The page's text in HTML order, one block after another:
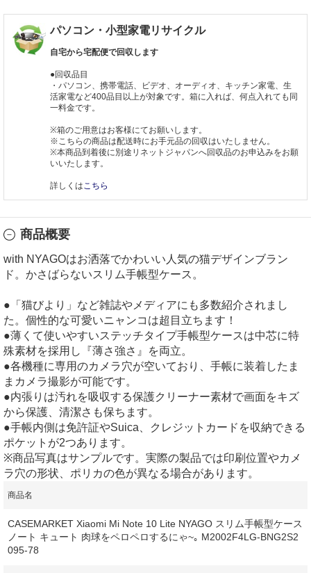
パソコン・小型家電リサイクル
自宅から宅配便で回収します
●回収品目
・パソコン、携帯電話、ビデオ、オーディオ、キッチン家電、生
活家電など400品目以上が対象です。箱に入れば、何点入れても同
一料金です。
※箱のご用意はお客様にてお願いします。
※こちらの商品は配送時にお手元品の回収はいたしません。
※本商品到着後に別途リネットジャパンへ回収品のお申込みをお願
いいたします。
詳しくはこちら
商品概要
with NYAGOはお洒落でかわいい人気の猫デザインブラン
ド。かさばらないスリム手帳型ケース。
●「猫びより」など雑誌やメディアにも多数紹介されまし
た。個性的な可愛いニャンコは超目立ちます！
●薄くて使いやすいステッチタイプ手帳型ケースは中芯に特
殊素材を採用し『薄さ強さ』を両立。
●各機種に専用のカメラ穴が空いており、手帳に装着したま
まカメラ撮影が可能です。
●内張りは汚れを吸収する保護クリーナー素材で画面をキズ
から保護、清潔さも保ちます。
●手帳内側は免許証やSuica、クレジットカードを収納できる
ポケットが2つあります。
※商品写真はサンプルです。実際の製品では印刷位置やカメ
ラ穴の形状、ポリカの色が異なる場合があります。
商品名
CASEMARKET Xiaomi Mi Note 10 Lite NYAGO スリム手帳型ケース
ノート キュート 肉球をペロペロするにゃ~｡ M2002F4LG-BNG2S2
095-78